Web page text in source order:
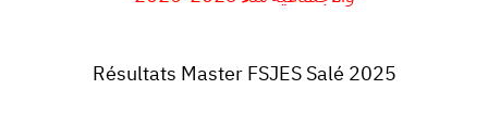
Résultats Master FSJES Salé 2025